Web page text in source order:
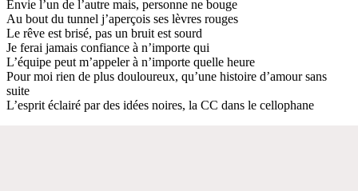
Envie l’un de l’autre mais, personne ne bouge
Au bout du tunnel j’aperçois ses lèvres rouges
Le rêve est brisé, pas un bruit est sourd
Je ferai jamais confiance à n’importe qui
L’équipe peut m’appeler à n’importe quelle heure
Pour moi rien de plus douloureux, qu’une histoire d’amour sans
suite
L’esprit éclairé par des idées noires, la CC dans le cellophane